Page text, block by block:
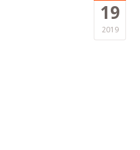
19
2019